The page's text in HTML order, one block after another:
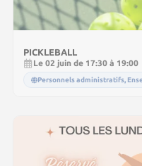
PICKLEBALL
Le 02 juin de 17:30 à 19:00
Personnels administratifs,